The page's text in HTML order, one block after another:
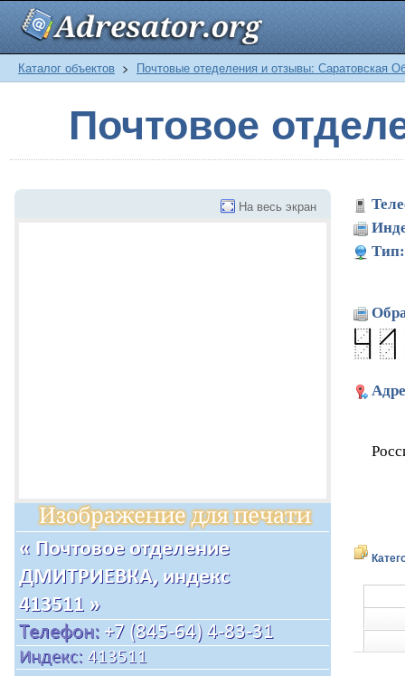
Каталог объектов > Почтовые отеделения и отзывы: Саратовская
Почтовое
На весь экран
Тип: